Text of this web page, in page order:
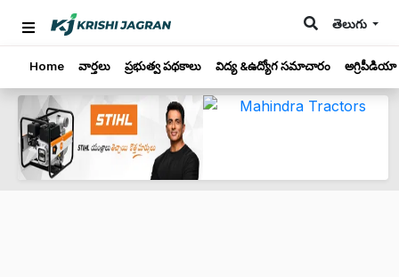
తెలుగు
Home వార్తలు ప్రభుత్వ పథకాలు విద్య &ఉద్యోగ సమాచారం అగ్రిపీడియా